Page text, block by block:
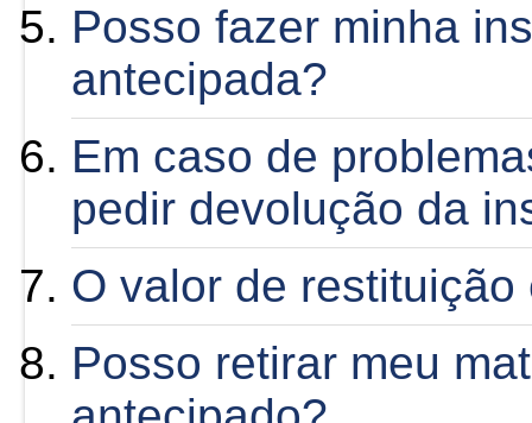
Posso fazer minha
antecipada?
Em caso de
pedir devolução da
O valor de restituição
Posso retirar meu